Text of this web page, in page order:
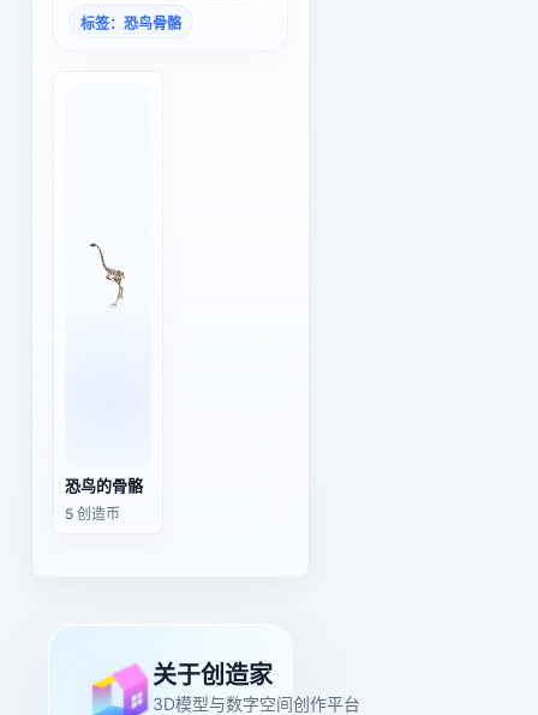
标签：恐鸟骨骼
恐鸟的骨骼
5 创造币
关于创造家
3D模型与数字空间创作平台